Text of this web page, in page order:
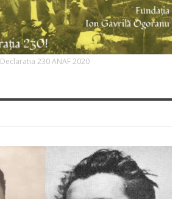
Declaratia 230 ANAF 2020